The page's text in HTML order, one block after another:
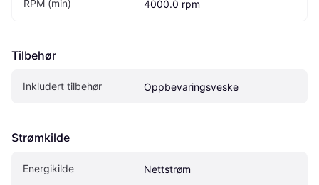
RPM (min) 4000.0 rpm
Tilbehør
Inkludert tilbehør Oppbevaringsveske
Strømkilde
Energikilde Nettstrøm